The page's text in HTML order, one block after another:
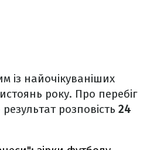
із найочікуваніших
року. Про перебіг
розповість 24